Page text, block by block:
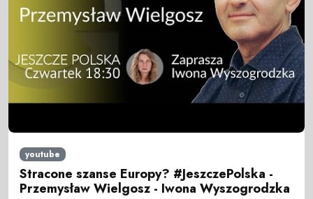
youtube
Stracone szanse Europy? #JeszczePolska -
Przemysław Wielgosz - Iwona Wyszogrodzka